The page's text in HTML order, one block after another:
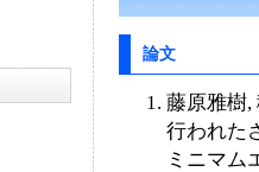
論文
藤原雅樹,
行われた
ミニマム